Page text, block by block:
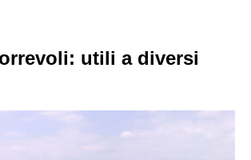
utili a diversi